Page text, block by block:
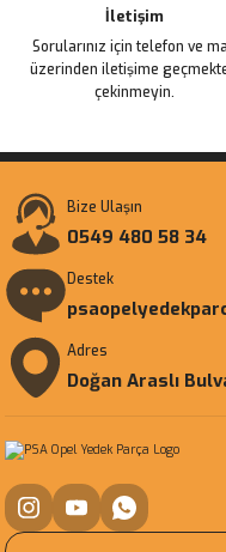
İletişim
Sorularınız için telefon ve
üzerinden iletişime
çekinmeyin.
Bize Ulaşın
0549 480 58 34
Destek
Adres
Doğan Araslı